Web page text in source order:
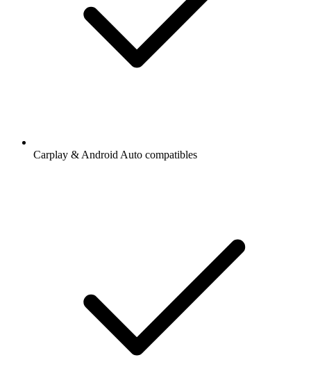
Carplay & Android Auto compatibles